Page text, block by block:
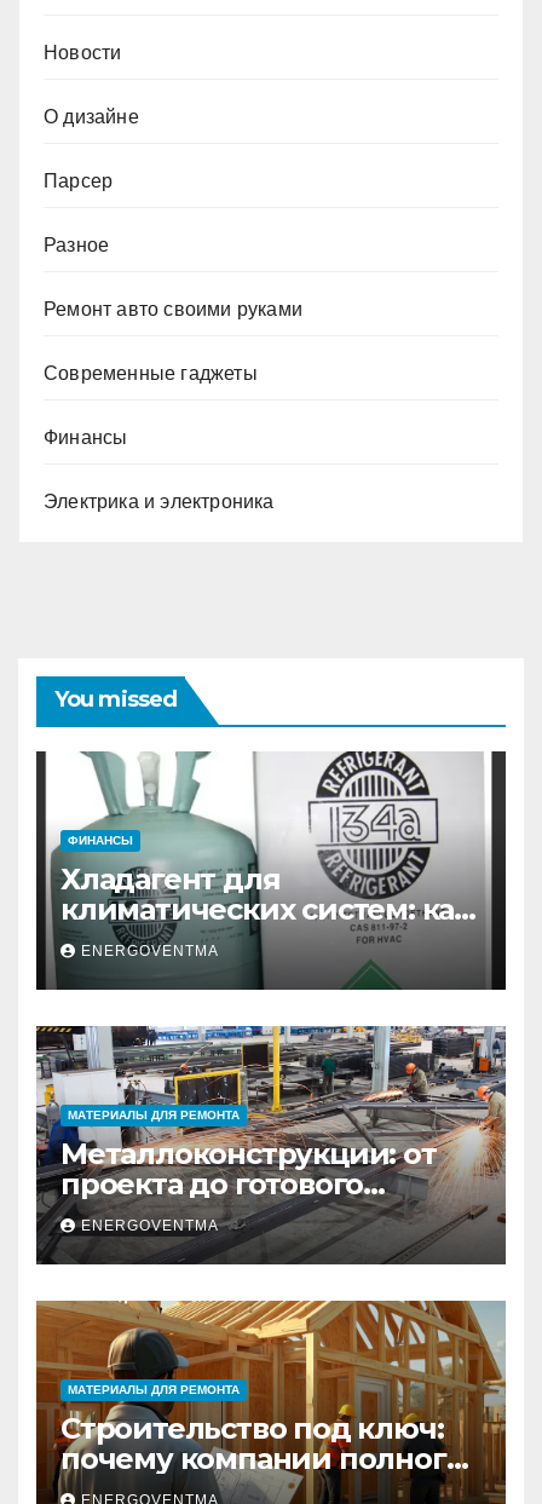
Новости
О дизайне
Парсер
Разное
Ремонт авто своими руками
Современные гаджеты
Финансы
Электрика и электроника
You missed
ФИНАНСЫ
Хладагент для
климатических систем: как
выбрать и купить фреон в
Санкт-Петербурге
ENERGOVENTMA
МАТЕРИАЛЫ ДЛЯ РЕМОНТА
Металлоконструкции: от
проекта до готового
изделия – полный
практический гид
ENERGOVENTMA
МАТЕРИАЛЫ ДЛЯ РЕМОНТА
Строительство под ключ:
почему компании полного
цикла меняют рынок